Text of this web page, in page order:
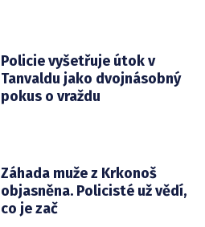
Policie vyšetřuje útok v
Tanvaldu jako dvojnásobný
pokus o vraždu
Záhada muže z Krkonoš
objasněna. Policisté už vědí,
co je zač